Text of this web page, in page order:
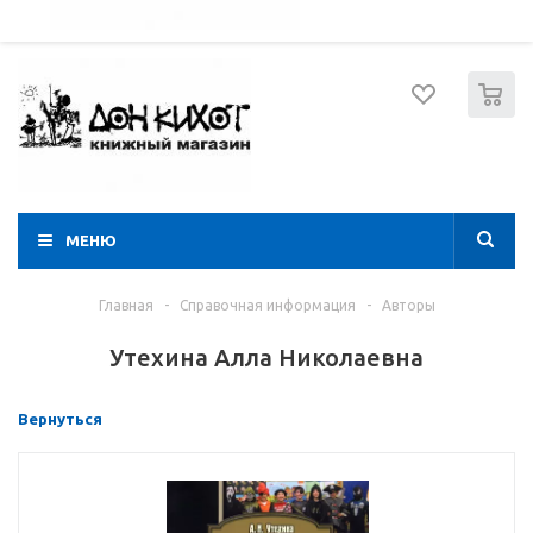
МЕНЮ
Главная - Справочная информация - Авторы
Утехина Алла Николаевна
Вернуться